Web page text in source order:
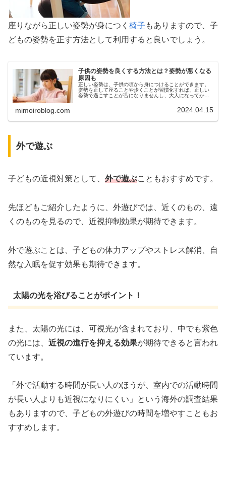
座りながら正しい姿勢が身につく 椅子 もありますので、子
どもの姿勢を正す方法として利用すると良いでしょう。
子供の姿勢を良くする方法とは？姿勢が悪くなる
原因も
正しい姿勢は、子供の頃から身につけることができます。
姿勢を正して座ることや歩くことが習慣化すれば、正しい
姿勢で過ごすことが苦になりませんし、大人になってから
mimoiroblog.com 2024.04.15
外で遊ぶ
子どもの近視対策として、 外で遊ぶこともおすすめです。
先ほどもご紹介したように、外遊びでは、近くのもの、遠
くのものを見るので、近視抑制効果が期待できます。
外で遊ぶことは、子どもの体力アップやストレス解消、自
然な入眠を促す効果も期待できます。
太陽の光を浴びることがポイント！
また、太陽の光には、可視光が含まれており、中でも紫色
の光には、 近視の進行を抑える効果が期待できると言われ
ています。
「外で活動する時間が長い人のほうが、室内での活動時間
が長い人よりも近視になりにくい」という海外の調査結果
もありますので、子どもの外遊びの時間を増やすこともお
すすめします。